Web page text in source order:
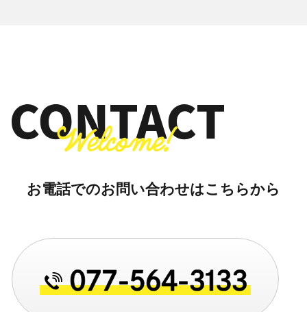
お電話でのお問い合わせはこちらから